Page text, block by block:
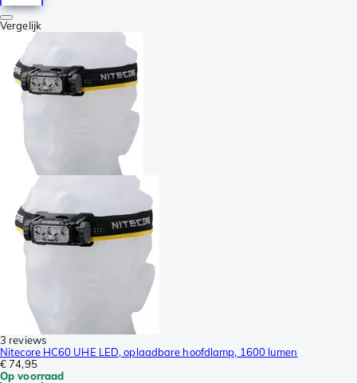
Vergelijk
3 reviews
Nitecore HC60 UHE LED, oplaadbare hoofdlamp, 1600 lumen
€ 74,95
Op voorraad